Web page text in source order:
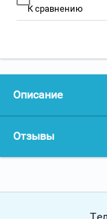
К сравнению
Описание
Отзывы